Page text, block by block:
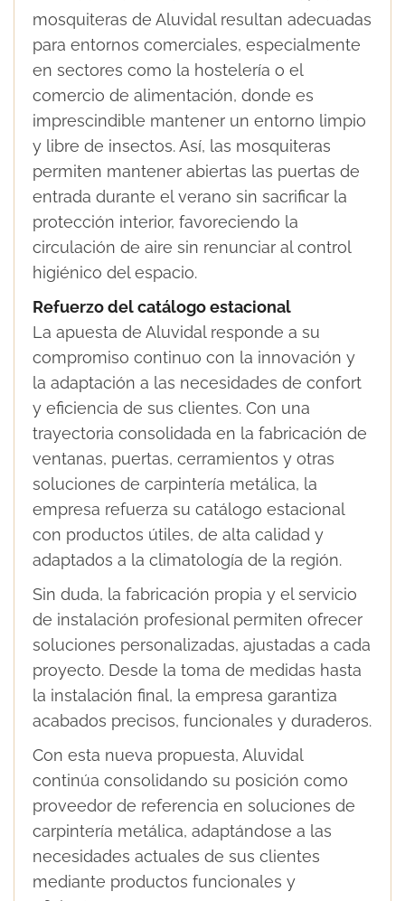
mosquiteras de Aluvidal resultan adecuadas
para entornos comerciales, especialmente
en sectores como la hostelería o el
comercio de alimentación, donde es
imprescindible mantener un entorno limpio
y libre de insectos. Así, las mosquiteras
permiten mantener abiertas las puertas de
entrada durante el verano sin sacrificar la
protección interior, favoreciendo la
circulación de aire sin renunciar al control
higiénico del espacio.
Refuerzo del catálogo estacional
La apuesta de Aluvidal responde a su
compromiso continuo con la innovación y
la adaptación a las necesidades de confort
y eficiencia de sus clientes. Con una
trayectoria consolidada en la fabricación de
ventanas, puertas, cerramientos y otras
soluciones de carpintería metálica, la
empresa refuerza su catálogo estacional
con productos útiles, de alta calidad y
adaptados a la climatología de la región.
Sin duda, la fabricación propia y el servicio
de instalación profesional permiten ofrecer
soluciones personalizadas, ajustadas a cada
proyecto. Desde la toma de medidas hasta
la instalación final, la empresa garantiza
acabados precisos, funcionales y duraderos.
Con esta nueva propuesta, Aluvidal
continúa consolidando su posición como
proveedor de referencia en soluciones de
carpintería metálica, adaptándose a las
necesidades actuales de sus clientes
mediante productos funcionales y